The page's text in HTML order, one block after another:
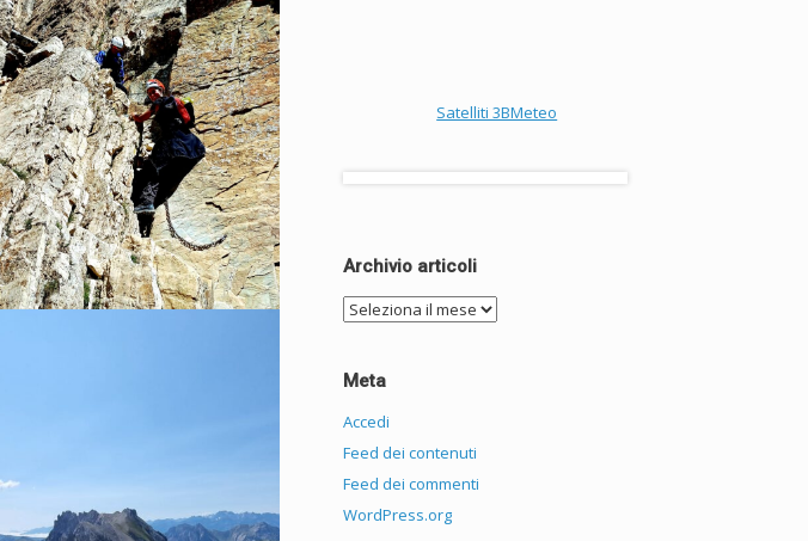
Satelliti 3BMeteo
Archivio articoli
Archivio
articoli
Meta
Accedi
Feed dei contenuti
Feed dei commenti
WordPress.org